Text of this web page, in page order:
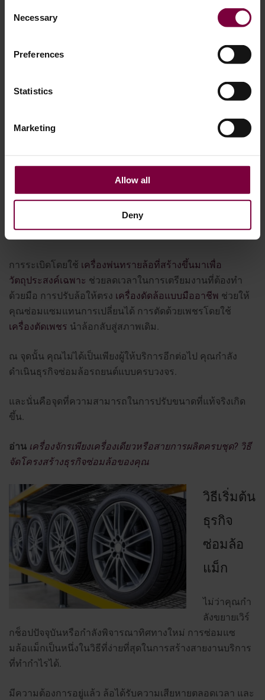
Selection
Necessary
Preferences
Statistics
Marketing
Allow all
Deny
จากเครื่องจักรเครื่องเดียว สู่สายการผลิตซ่อม
ล้อเต็มรูปแบบ
ขั้นตอนต่อไปก็ชัดเจนขึ้น คุณจะเริ่มพิจารณาถึงกระบวนการ
ทั้งหมด: การเตรียมพื้นผิว การซ่อมแซม การทำสีใหม่ และวิธี
การระเบิดโดยใช้ เครื่องพ่นทรายล้อที่สร้างขึ้นมาเพื่อ
วัตถุประสงค์เฉพาะ ช่วยลดเวลาในการเตรียมงานที่ต้องทำ
ด้วยมือ การปรับล้อให้ตรง เครื่องดัดล้อแบบมืออาชีพ ช่วยให้
คุณซ่อมแซมแทนการเปลี่ยนได้ การตัดด้วยเพชรโดยใช้
เครื่องตัดเพชร นำล้อกลับสู่สภาพเดิม.
ณ จุดนั้น คุณไม่ได้เป็นเพียงผู้ให้บริการอีกต่อไป คุณกำลัง
ดำเนินธุรกิจซ่อมล้อรถยนต์แบบครบวงจร.
และนั่นคือจุดที่ความสามารถในการปรับขนาดที่แท้จริงเกิด
ขึ้น.
อ่าน เครื่องจักรเพียงเครื่องเดียวหรือสายการผลิตครบชุด? วิธี
จัดโครงสร้างธุรกิจซ่อมล้อของคุณ
วิธีเริ่มต้น
ธุรกิจ
ซ่อมล้อ
แม็ก
ไม่ว่าคุณกำ
ลังขยายเวิร์
กช็อปปัจจุบันหรือกำลังพิจารณาทิศทางใหม่ การซ่อมแซ
มล้อแม็กเป็นหนึ่งในวิธีที่ง่ายที่สุดในการสร้างสายงานบริการ
ที่ทำกำไรได้.
มีความต้องการอยู่แล้ว ล้อได้รับความเสียหายตลอดเวลา และ